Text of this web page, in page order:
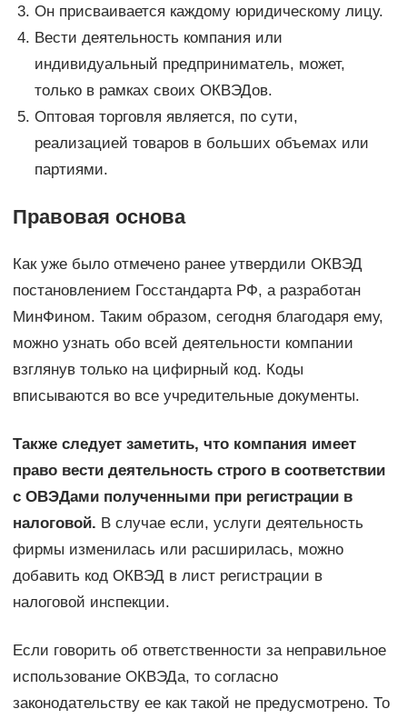
Он присваивается каждому юридическому лицу.
Вести деятельность компания или
индивидуальный предприниматель, может,
только в рамках своих ОКВЭДов.
Оптовая торговля является, по сути,
реализацией товаров в больших объемах или
партиями.
Правовая основа
Как уже было отмечено ранее утвердили ОКВЭД
постановлением Госстандарта РФ, а разработан
МинФином. Таким образом, сегодня благодаря ему,
можно узнать обо всей деятельности компании
взглянув только на цифирный код. Коды
вписываются во все учредительные документы.
Также следует заметить, что компания имеет
право вести деятельность строго в соответствии
с ОВЭДами полученными при регистрации в
налоговой. В случае если, услуги деятельность
фирмы изменилась или расширилась, можно
добавить код ОКВЭД в лист регистрации в
налоговой инспекции.
Если говорить об ответственности за неправильное
использование ОКВЭДа, то согласно
законодательству ее как такой не предусмотрено. То